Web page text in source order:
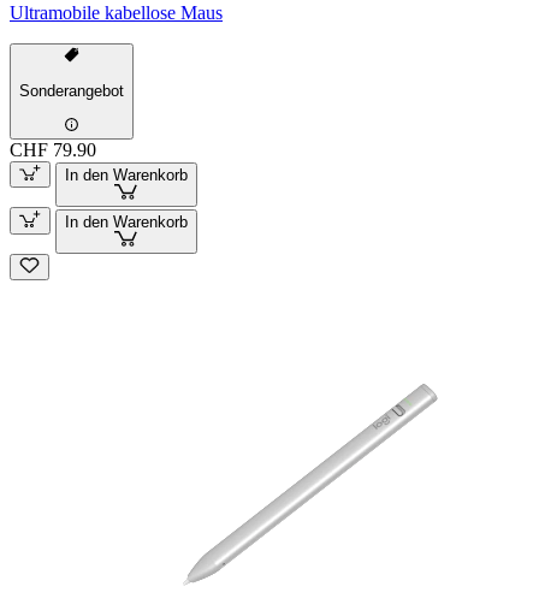
Ultramobile kabellose Maus
Sonderangebot
CHF 79.90
In den Warenkorb
In den Warenkorb